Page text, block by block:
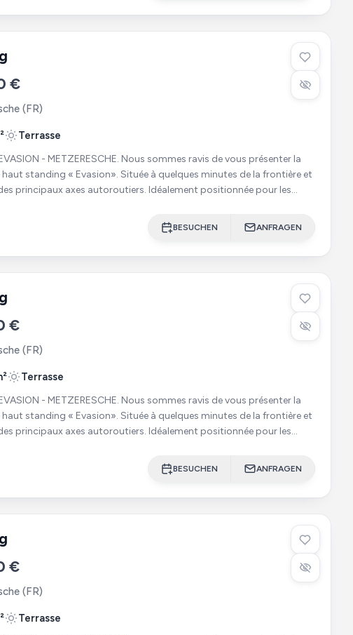
€
(FR)
Terrasse
Nous sommes ravis de vous présenter la
haut standing « Evasion». Située à quelques minutes de la frontière et
principaux axes autoroutiers. Idéalement positionnée pour les
BESUCHEN ANFRAGEN
€
(FR)
Terrasse
Nous sommes ravis de vous présenter la
haut standing « Evasion». Située à quelques minutes de la frontière et
principaux axes autoroutiers. Idéalement positionnée pour les
BESUCHEN ANFRAGEN
€
(FR)
Terrasse